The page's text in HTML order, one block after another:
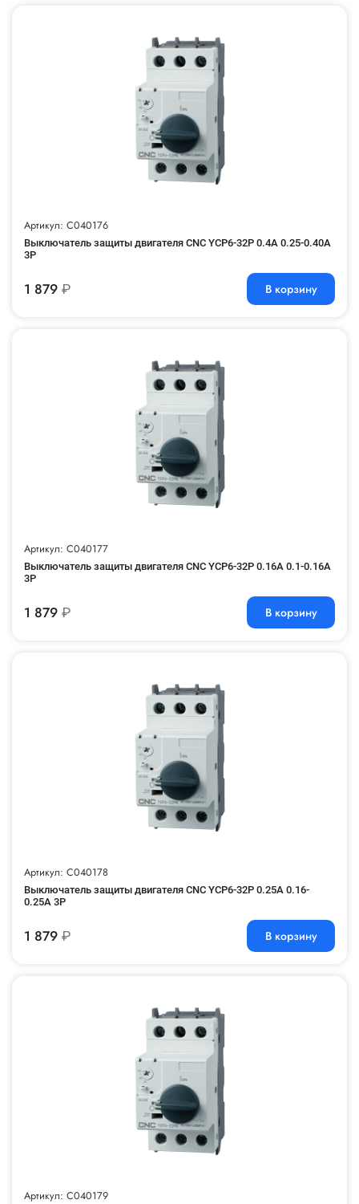
Артикул: C040176
Выключатель защиты двигателя CNC YCP6-32P 0.4A 0.25-0.40А
3P
1 879 ₽ В корзину
Артикул: C040177
Выключатель защиты двигателя CNC YCP6-32P 0.16A 0.1-0.16A
3P
1 879 ₽ В корзину
Артикул: C040178
Выключатель защиты двигателя CNC YCP6-32P 0.25A 0.16-
0.25A 3P
1 879 ₽ В корзину
Артикул: C040179